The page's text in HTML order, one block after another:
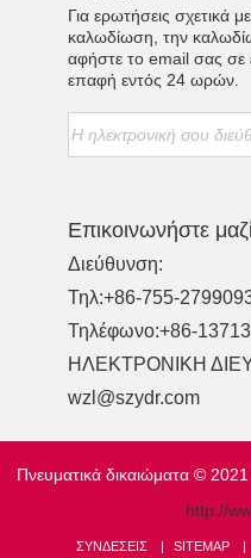
Για ερωτήσεις σχετικά
καλωδίωση, την
αφήστε το email σας σε
επαφή εντός 24 ωρών.
Επικοινωνήστε
Διεύθυνση:
Τηλ:+86-755-
Τηλέφωνο:+86-
ΗΛΕΚΤΡΟΝΙΚΗ
wzl@szydr.com
Πνευματικά δικαιώματα ©
http://
ΣΥΝΔΈΣΕΙΣ SITEMAP